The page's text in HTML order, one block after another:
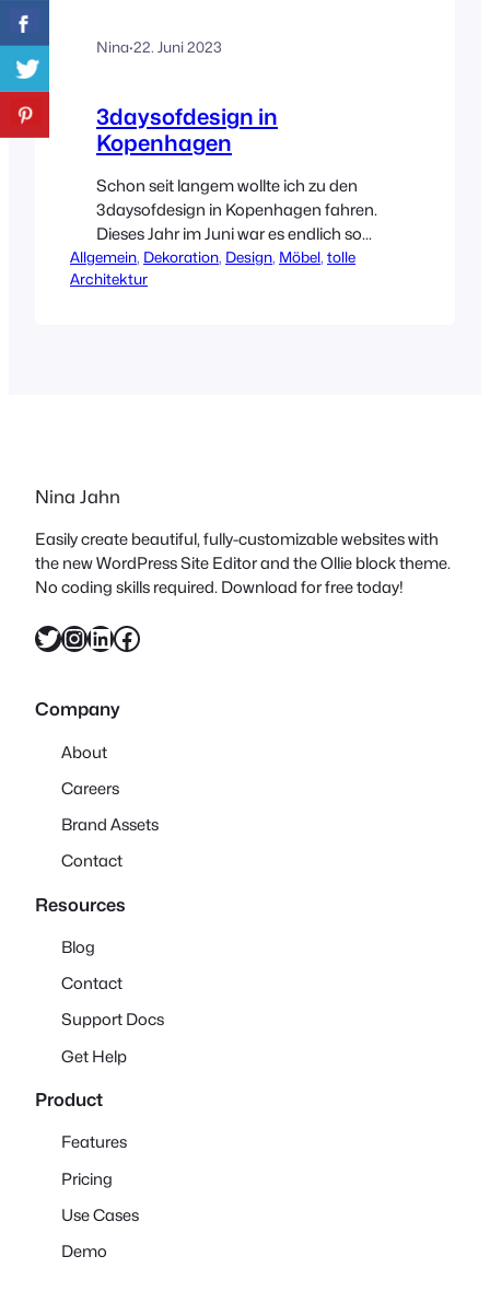
Nina·22. Juni 2023
3daysofdesign in
Kopenhagen
Schon seit langem wollte ich zu den
3daysofdesign in Kopenhagen fahren.
Dieses Jahr im Juni war es endlich so
weit! Ich konnte ins Zentrum des
skandinavischen Designs reisen.Was soll
Allgemein, Dekoration, Design, Möbel, tolle
Architektur
Nina Jahn
Easily create beautiful, fully-customizable websites with
the new WordPress Site Editor and the Ollie block theme.
No coding skills required. Download for free today!
Twitter InstagramLinkedIn Facebook
Company
About
Careers
Brand Assets
Contact
Resources
Blog
Contact
Support Docs
Get Help
Product
Features
Pricing
Use Cases
Demo